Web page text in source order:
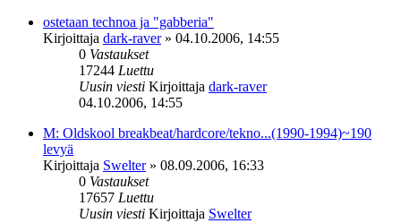
ostetaan technoa ja "gabberia"
Kirjoittaja dark-raver» 04.10.2006, 14:55
0 Vastaukset
17244 Luettu
Uusin viesti Kirjoittaja dark-raver
04.10.2006, 14:55
M: Oldskool breakbeat/hardcore/tekno...(1990-1994)~190
levyä
Kirjoittaja Swelter» 08.09.2006, 16:33
0 Vastaukset
17657 Luettu
Uusin viesti Kirjoittaja Swelter